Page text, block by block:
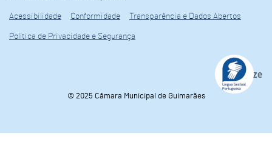
Acessibilidade Conformidade Transparência e Dados Abertos
Política de Privacidade e Segurança
© 2025 Câmara Municipal de Guimarães